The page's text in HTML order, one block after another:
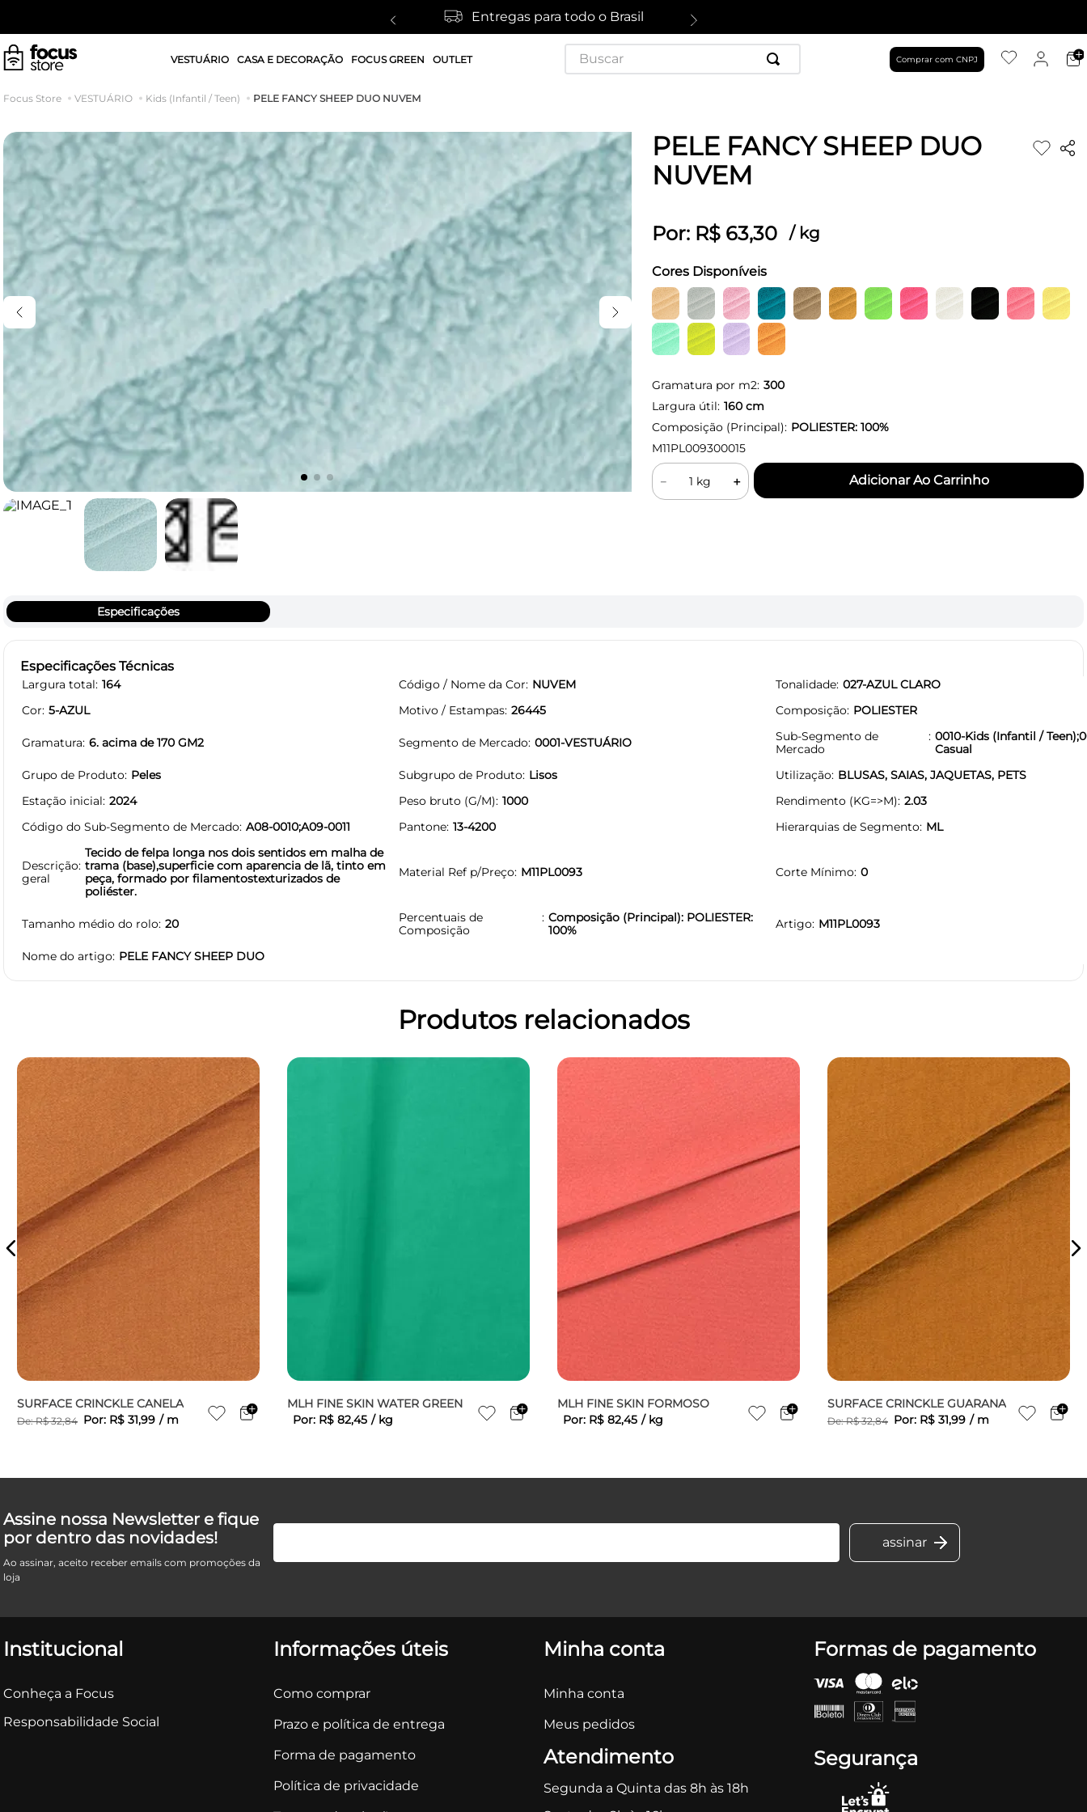
Entregas para todo o Brasil
VESTUÁRIO CASA E DECORAÇÃO FOCUS GREEN OUTLET
Buscar
Comprar com CNPJ
VESTUÁRIO Kids (Infantil / Teen) PELE FANCY SHEEP DUO NUVEM
PELE FANCY SHEEP DUO
NUVEM
Por: R$ 63,30 / kg
Cores Disponíveis
Gramatura por m2: 300
Largura útil: 160cm
Composição (Principal): POLIESTER: 100%
M11PL009300015
＋
－
Especificações
Especificações Técnicas
Largura total 164 Código / Nome da Cor NUVEM Tonalidade 027-AZUL CLARO
Cor 5-AZUL Motivo / Estampas 26445 Composição POLIESTER
Gramatura 6. acima de 170 GM2 Segmento de Mercado 0001-VESTUÁRIO
Sub-Segmento de
Mercado
0010-Kids (Infantil /
Casual
Grupo de Produto Peles Subgrupo de Produto Lisos Utilização BLUSAS, SAIAS, JAQUETAS, PETS
Estação inicial 2024 Peso bruto (G/M) 1000 Rendimento (KG=>M) 2.03
Código do Sub-Segmento de Mercado A08-0010;A09-0011 Pantone 13-4200 Hierarquias de Segmento ML
Descrição
geral
Tecido de felpa longa nos dois sentidos em malha de
trama (base),superficie com aparencia de lã, tinto em
peça, formado por filamentostexturizados de
poliéster.
Material Ref p/Preço M11PL0093 Corte Mínimo 0
Tamanho médio do rolo 20
Percentuais de
Composição
Composição (Principal): POLIESTER:
100%
Artigo M11PL0093
Nome do artigo PELE FANCY SHEEP DUO
Produtos relacionados
SURFACE CRINCKLE CANELA
De:R$ 32,84 Por: R$ 31,99 / m
MLH FINE SKIN WATER GREEN
Por: R$ 82,45 / kg
MLH FINE SKIN FORMOSO
Por: R$ 82,45 / kg
SURFACE CRINCKLE GUARANA
De:R$ 32,84 Por: R$ 31,99 / m
Assine nossa Newsletter e fique
por dentro das novidades!
Ao assinar, aceito receber emails com promoções da
loja
Institucional
Conheça a Focus
Responsabilidade Social
Informações úteis
Como comprar
Prazo e política de entrega
Forma de pagamento
Política de privacidade
Minha conta
Minha conta
Meus pedidos
Atendimento
Segunda a Quinta das 8h às 18h
Formas de pagamento
Segurança